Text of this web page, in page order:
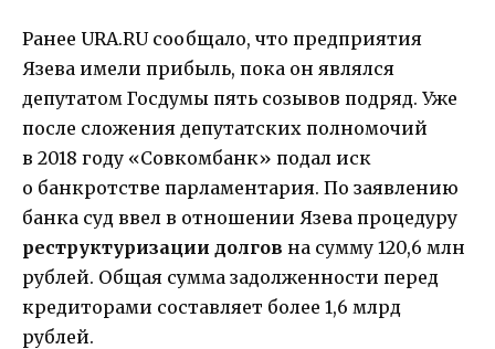
Ранее URA.RU сообщало, что предприятия
Язева имели прибыль, пока он являлся
депутатом Госдумы пять созывов подряд. Уже
после сложения депутатских полномочий
в 2018 году «Совкомбанк» подал иск
о банкротстве парламентария. По заявлению
банка суд ввел в отношении Язева процедуру
реструктуризации долгов на сумму 120,6 млн
рублей. Общая сумма задолженности перед
кредиторами составляет более 1,6 млрд
рублей.